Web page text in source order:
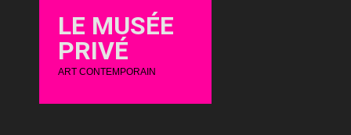
LE MUSÉE
PRIVÉ
ART CONTEMPORAIN